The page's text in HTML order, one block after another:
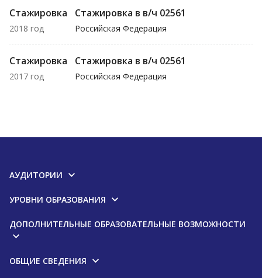
Стажировка
2018 год
Стажировка в в/ч 02561
Российская Федерация
Стажировка
2017 год
Стажировка в в/ч 02561
Российская Федерация
АУДИТОРИИ
УРОВНИ ОБРАЗОВАНИЯ
ДОПОЛНИТЕЛЬНЫЕ ОБРАЗОВАТЕЛЬНЫЕ ВОЗМОЖНОСТИ
ОБЩИЕ СВЕДЕНИЯ